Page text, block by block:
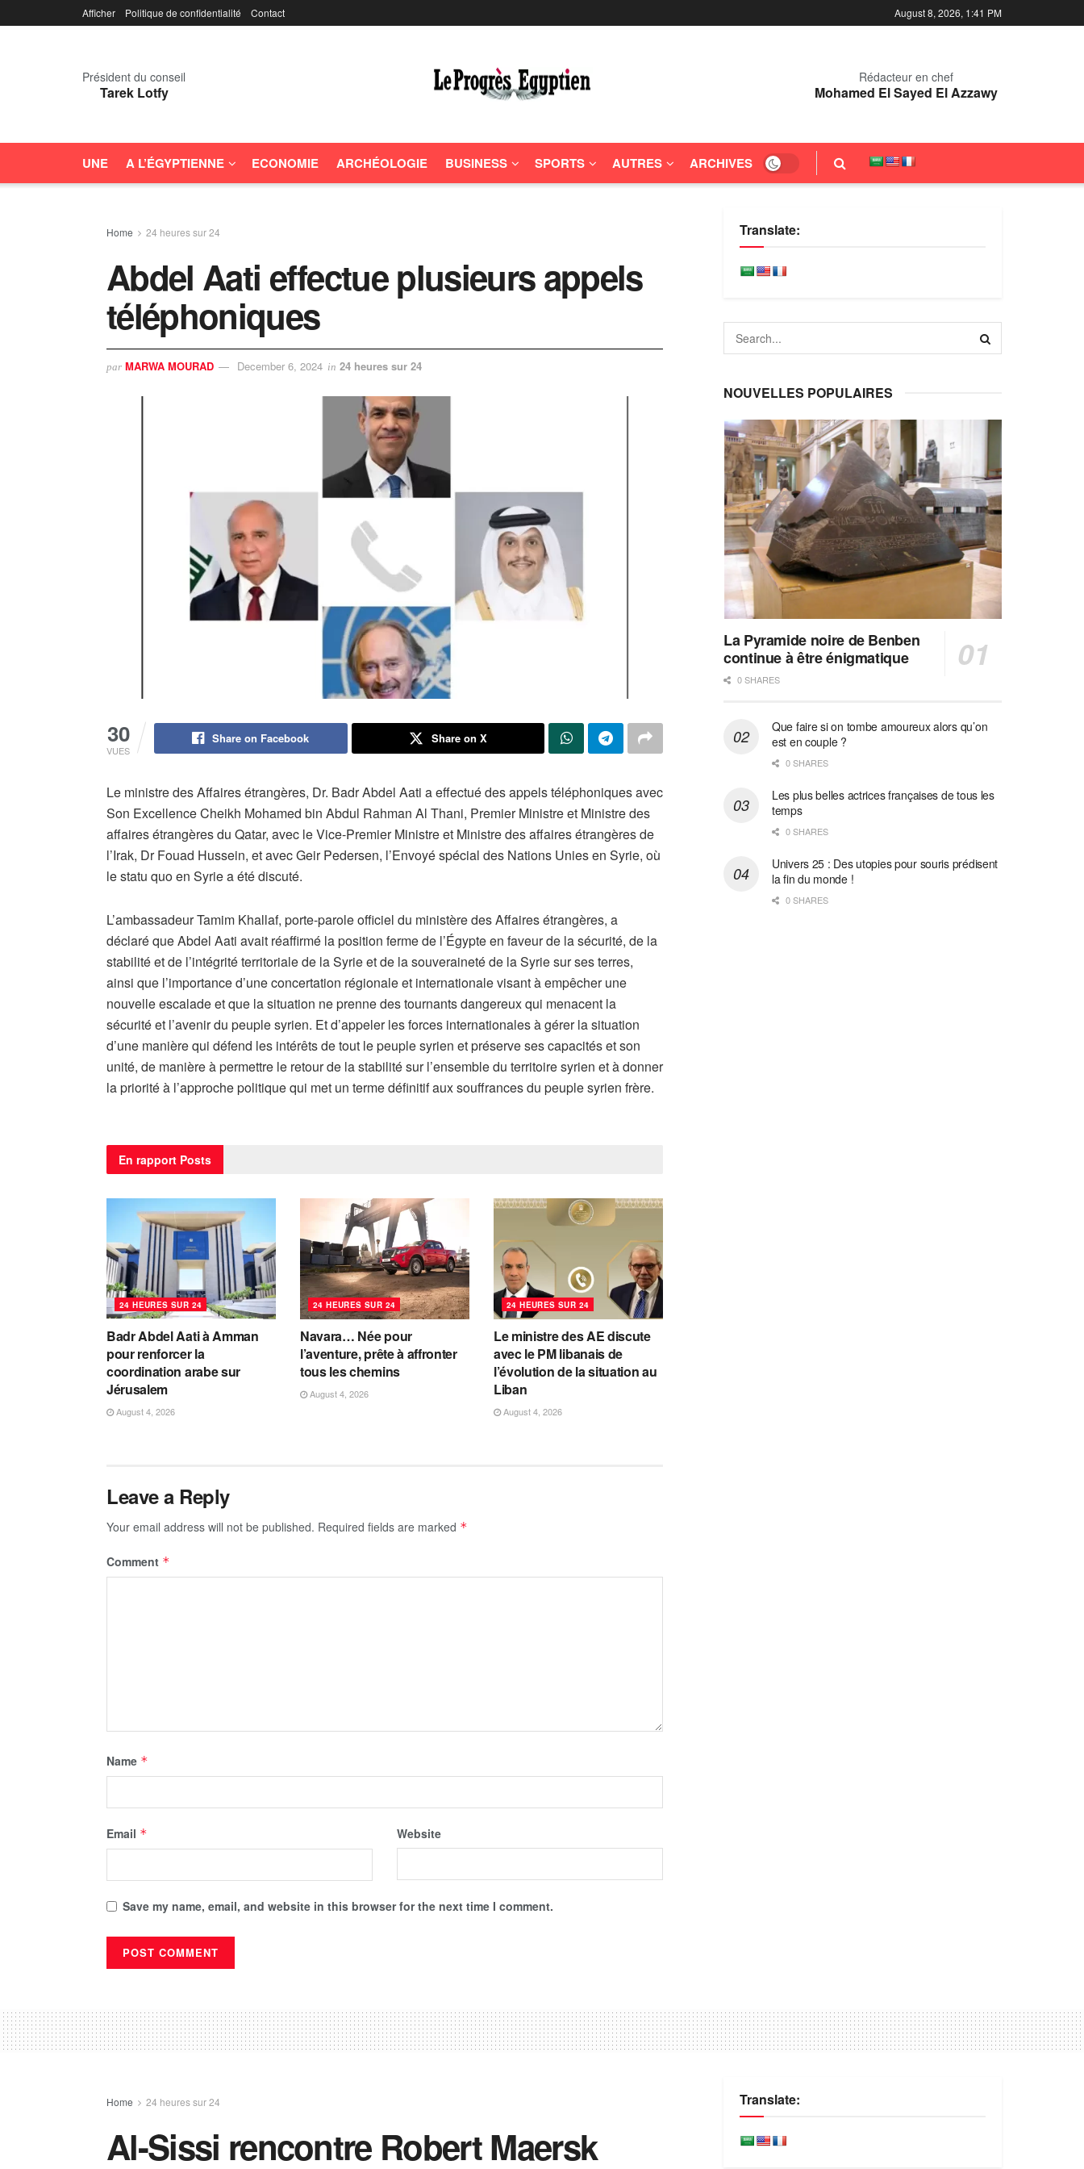
Afficher Politique de confidentialité Contact August 8, 2026, 1:41 PM
Président du conseil
Tarek Lotfy
Rédacteur en chef
Mohamed El Sayed El Azzawy
UNE A L’ÉGYPTIENNE ECONOMIE ARCHÉOLOGIE BUSINESS SPORTS AUTRES ARCHIVES
Home 24 heures sur 24
Abdel Aati effectue plusieurs appels
téléphoniques
par MARWA MOURAD December 6, 2024 in 24 heures sur 24
30
VUES
Share on Facebook Share on X
Le ministre des Affaires étrangères, Dr. Badr Abdel Aati a effectué des appels téléphoniques avec
Son Excellence Cheikh Mohamed bin Abdul Rahman Al Thani, Premier Ministre et Ministre des
affaires étrangères du Qatar, avec le Vice-Premier Ministre et Ministre des affaires étrangères de
l’Irak, Dr Fouad Hussein, et avec Geir Pedersen, l’Envoyé spécial des Nations Unies en Syrie, où
le statu quo en Syrie a été discuté.
L’ambassadeur Tamim Khallaf, porte-parole officiel du ministère des Affaires étrangères, a
déclaré que Abdel Aati avait réaffirmé la position ferme de l’Égypte en faveur de la sécurité, de la
stabilité et de l’intégrité territoriale de la Syrie et de la souveraineté de la Syrie sur ses terres,
ainsi que l’importance d’une concertation régionale et internationale visant à empêcher une
nouvelle escalade et que la situation ne prenne des tournants dangereux qui menacent la
sécurité et l’avenir du peuple syrien. Et d’appeler les forces internationales à gérer la situation
d’une manière qui défend les intérêts de tout le peuple syrien et préserve ses capacités et son
unité, de manière à permettre le retour de la stabilité sur l’ensemble du territoire syrien et à donner
la priorité à l’approche politique qui met un terme définitif aux souffrances du peuple syrien frère.
En rapport Posts
24 HEURES SUR 24
Badr Abdel Aati à Amman
pour renforcer la
coordination arabe sur
Jérusalem
August 4, 2026
24 HEURES SUR 24
Navara… Née pour
l’aventure, prête à affronter
tous les chemins
August 4, 2026
24 HEURES SUR 24
Le ministre des AE discute
avec le PM libanais de
l’évolution de la situation au
Liban
August 4, 2026
Leave a Reply
Your email address will not be published. Required fields are marked *
Comment *
Name *
Email * Website
Save my name, email, and website in this browser for the next time I comment.
Translate:
NOUVELLES POPULAIRES
La Pyramide noire de Benben
continue à être énigmatique
0 SHARES
Que faire si on tombe amoureux alors qu’on
est en couple ?
0 SHARES
Les plus belles actrices françaises de tous les
temps
0 SHARES
Univers 25 : Des utopies pour souris prédisent
la fin du monde !
0 SHARES
Home 24 heures sur 24
Al-Sissi rencontre Robert Maersk
Translate: